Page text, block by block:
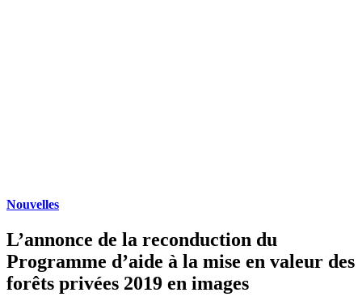
Nouvelles
L’annonce de la reconduction du
Programme d’aide à la mise en valeur des
forêts privées 2019 en images